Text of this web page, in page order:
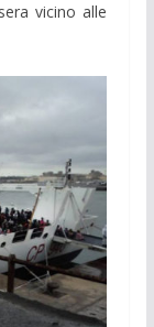
vicino alle